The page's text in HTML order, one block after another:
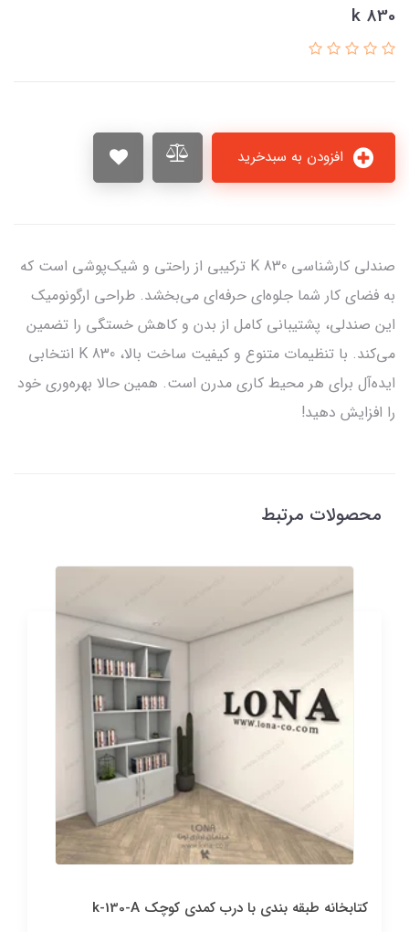
k 830
صندلی کارشناسی K 830 ترکیبی از راحتی و شیک‌پوشی است که
به فضای کار شما جلوه‌ای حرفه‌ای می‌بخشد. طراحی ارگونومیک
این صندلی، پشتیبانی کامل از بدن و کاهش خستگی را تضمین
می‌کند. با تنظیمات متنوع و کیفیت ساخت بالا، K 830 انتخابی
ایده‌آل برای هر محیط کاری مدرن است. همین حالا بهره‌وری خود
را افزایش دهید!
محصولات مرتبط
کتابخانه طبقه بندی با درب کمدی کوچک k-130-A